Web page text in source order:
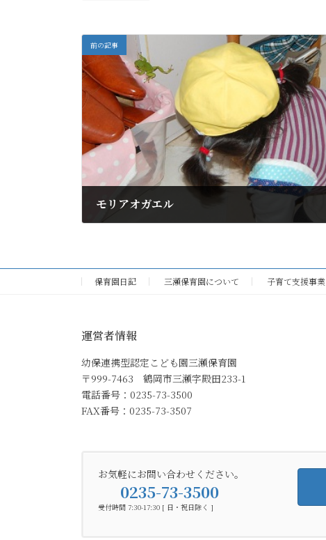
前の記事
モリアオガエル
保育園日記 三瀬保育園について 子育て支援事業
運営者情報
幼保連携型認定こども園三瀬保育園
〒999-7463 鶴岡市三瀬字殿田233-1
電話番号：0235-73-3500
FAX番号：0235-73-3507
お気軽にお問い合わせください。
0235-73-3500
受付時間 7:30-17:30 [ 日・祝日除く ]